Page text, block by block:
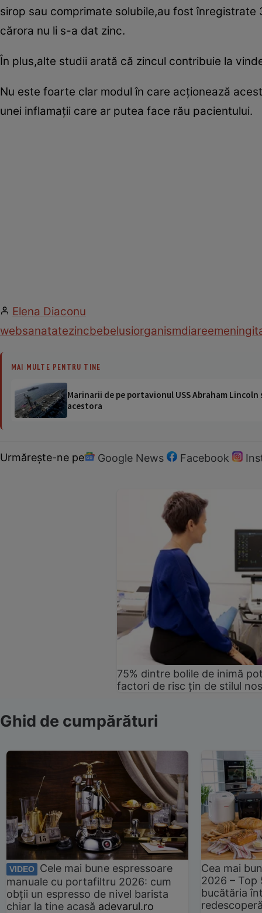
sirop sau comprimate solubile,au fost
cărora nu li s-a dat zinc.
În plus,alte studii arată că zincul contribuie la
Nu este foarte clar modul în care acţionează
unei inflamaţii care ar putea face rău pacientului.
Elena Diaconu
websanatatezincbebelusiorganismdiaree
MAI MULTE PENTRU TINE
Marinarii de pe portavionul USS Abraham
acestora
Urmărește-ne pe Google News Facebook
75% dintre bolile de inimă
factori de risc țin de stilul
Ghid de cumpărături
VIDEO
Cele mai bune espressoare
manuale cu portafiltru 2026: cum
obții un espresso de nivel barista
chiar la tine acasă adevarul.ro
Cea mai
2026 –
bucătăria